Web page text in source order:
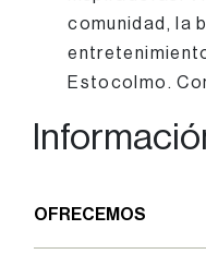
comunidad, la
Estocolmo.
OFRECEMOS